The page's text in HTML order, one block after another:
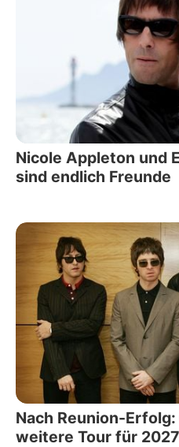
Nicole Appleton und
sind endlich Freunde
Nach Reunion-
weitere Tour für 2027